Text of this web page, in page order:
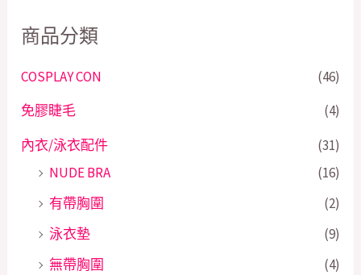
商品分類
COSPLAY CON
(46)
免膠睫毛
(4)
內衣/泳衣配件
(31)
NUDE BRA
(16)
有帶胸圍
(2)
泳衣墊
(9)
無帶胸圍
(4)